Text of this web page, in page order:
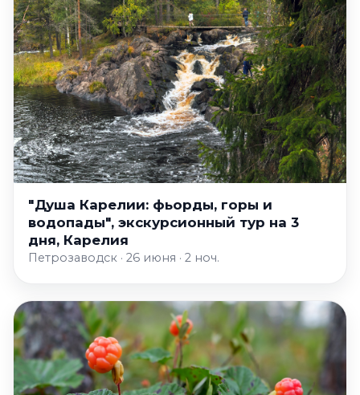
"Душа Карелии: фьорды, горы и
водопады", экскурсионный тур на 3
дня, Карелия
Петрозаводск · 26 июня · 2 ноч.